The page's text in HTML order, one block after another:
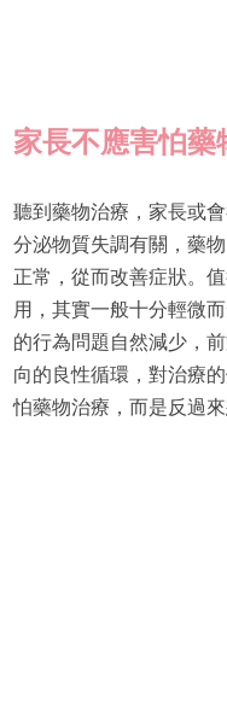
家長不應害怕藥
聽到藥物治療，家長或
分泌物質失調有關，藥
正常，從而改善症狀。
用，其實一般十分輕微
的行為問題自然減少，
向的良性循環，對治療
怕藥物治療，而是反過